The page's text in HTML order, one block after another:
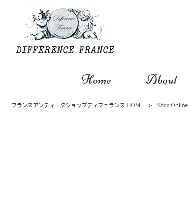
Home About
フランスアンティークショップディフェランス HOME > Shop Online